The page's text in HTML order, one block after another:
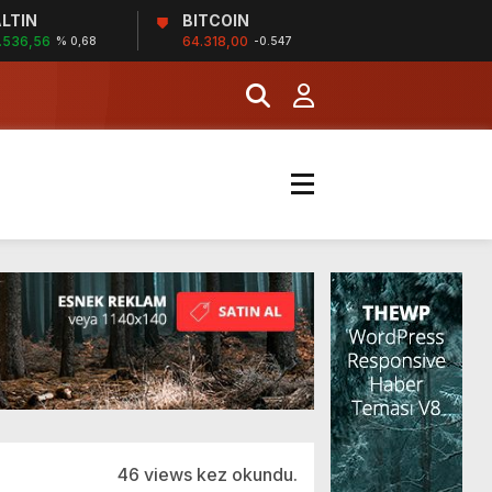
% 0,68
BITCOIN
64.318,00 -0.547
SGK
46 views kez okundu.